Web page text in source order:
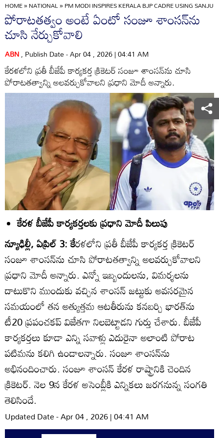
HOME»NATIONAL»PM MODI INSPIRES KERALA BJP CADRE USING SANJU
పోరాటతత్వం అంటే ఏంటో సంజూ శాంసన్‌ను
చూసి నేర్చుకోవాలి
ABN, Publish Date - Apr 04 , 2026 | 04:41 AM
కేరళలోని ప్రతీ బీజేపీ కార్యకర్త క్రికెటర్‌ సంజూ శాంసన్‌ను చూసి
పోరాటతత్వాన్ని అలవర్చుకోవాలని ప్రధాని మోదీ అన్నారు.
కేరళ బీజేపీ కార్యకర్తలకు ప్రధాని మోదీ పిలుపు
న్యూఢిల్లీ, ఏప్రిల్‌ 3: కేరళలోని ప్రతీ బీజేపీ కార్యకర్త క్రికెటర్‌
సంజూ శాంసన్‌ను చూసి పోరాటతత్వాన్ని అలవర్చుకోవాలని
ప్రధాని మోదీ అన్నారు. ఎన్నో ఇబ్బందులను, విమర్శలను
దాటుకొని ముందుకు వచ్చిన శాంసన్‌ జట్టుకు అవసరమైన
సమయంలో తన అత్యుత్తమ ఆటతీరును కనబర్చి భారత్‌ను
టీ20 ప్రపంచకప్‌ విజేతగా నిలబెట్టాడని గుర్తు చేశారు. బీజేపీ
కార్యకర్తలు కూడా ఎన్ని సవాళ్లు ఎదురైనా అలాంటి పోరాట
పటిమను కలిగి ఉండాలన్నారు. సంజూ శాంసన్‌ను
అభినందించారు. సంజూ శాంసన్‌ కేరళ రాష్ట్రానికి చెందిన
క్రికెటర్‌. నెల 9న కేరళ అసెంబ్లీకి ఎన్నికలు జరగనున్న సంగతి
తెలిసిందే.
Updated Date - Apr 04 , 2026 | 04:41 AM